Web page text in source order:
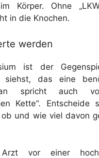
Körper. Ohne
in die Knochen.
werden
ist der
siehst, das eine
spricht auch
Kette“. Entscheide
und wie viel davon
vor einer